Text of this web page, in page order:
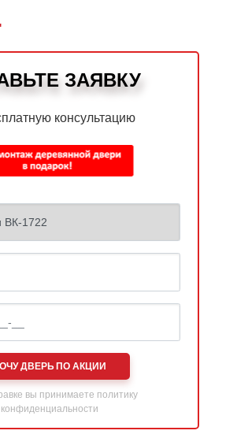
ЗАЯВКУ
консультацию
ДВЕРЬ ПО АКЦИИ
вы принимаете политику
конфиденциальности